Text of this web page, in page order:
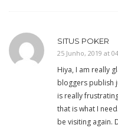
SITUS POKER
25 Junho, 2019 at
Hiya, I am really
bloggers publish
is really
that is what I
be visiting again.